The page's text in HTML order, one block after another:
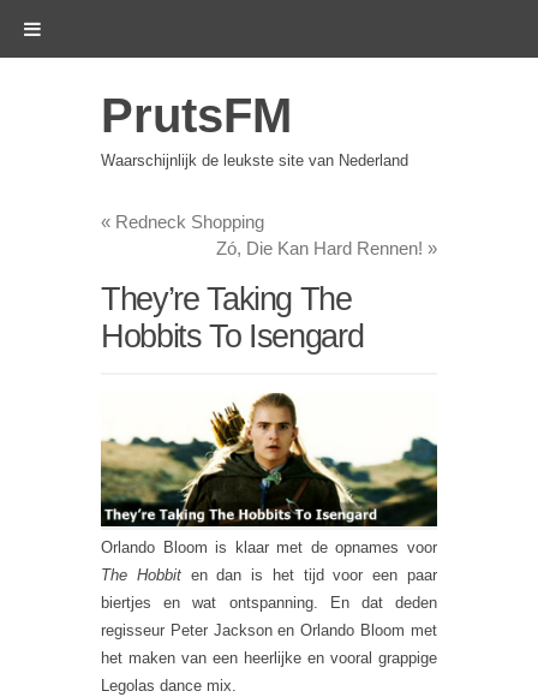
PrutsFM
Waarschijnlijk de leukste site van Nederland
« Redneck Shopping
Zó, Die Kan Hard Rennen! »
They’re Taking The
Hobbits To Isengard
Orlando Bloom is klaar met de opnames voor
The Hobbiten dan is het tijd voor een paar
biertjes en wat ontspanning. En dat deden
regisseur Peter Jackson en Orlando Bloom met
het maken van een heerlijke en vooral grappige
Legolas dance mix.